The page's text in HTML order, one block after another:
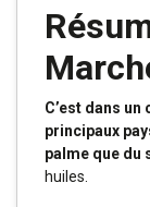
C’est dans
principaux
palme que du
huiles.